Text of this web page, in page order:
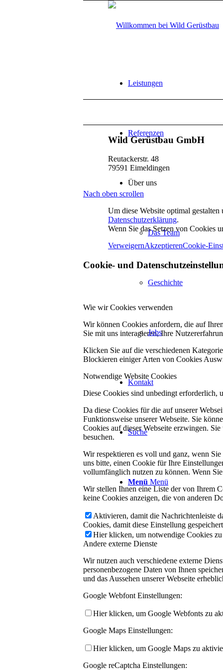
Leistungen
Referenzen
Über uns
Das Team
Geschichte
Jobs
Kontakt
Suche
Menü Menü
Wild Gerüstbau GmbH
Reutackerstr. 48
79591 Eimeldingen
Nach oben scrollen
Um diese Website optimal
Datenschutzerklärung.
Wenn Sie das Setzen von Cookies
VerweigernAkzeptierenCookie-
Cookie- und
Wie wir Cookies verwenden
Wir können Cookies anfordern, die auf
Sie mit uns interagieren, Ihre
Klicken Sie auf die verschiedenen
Blockieren einiger Arten von Cookies
Notwendige Website Cookies
Diese Cookies sind unbedingt erforderlich,
Da diese Cookies für die auf unserer
Funktionsweise unserer Webseite. Sie
Cookies auf dieser Webseite erzwingen.
besuchen.
Wir respektieren es voll und ganz, wenn
uns bitte, einen Cookie für Ihre
vollumfänglich nutzen zu können. Wenn
Wir stellen Ihnen eine Liste der von Ihrem
keine Cookies anzeigen, die von anderen
Aktivieren, damit die Nachrichtenleiste
Cookies, damit diese Einstellung
Hier klicken, um notwendige Cookies
Andere externe Dienste
Wir nutzen auch verschiedene externe
personenbezogene Daten von Ihnen
und das Aussehen unserer Webseite
Google Webfont Einstellungen:
Hier klicken, um Google Webfonts zu
Google Maps Einstellungen:
Hier klicken, um Google Maps zu
Google reCaptcha Einstellungen: